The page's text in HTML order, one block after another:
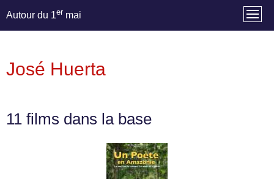
Autour du 1er mai
José Huerta
11 films dans la base